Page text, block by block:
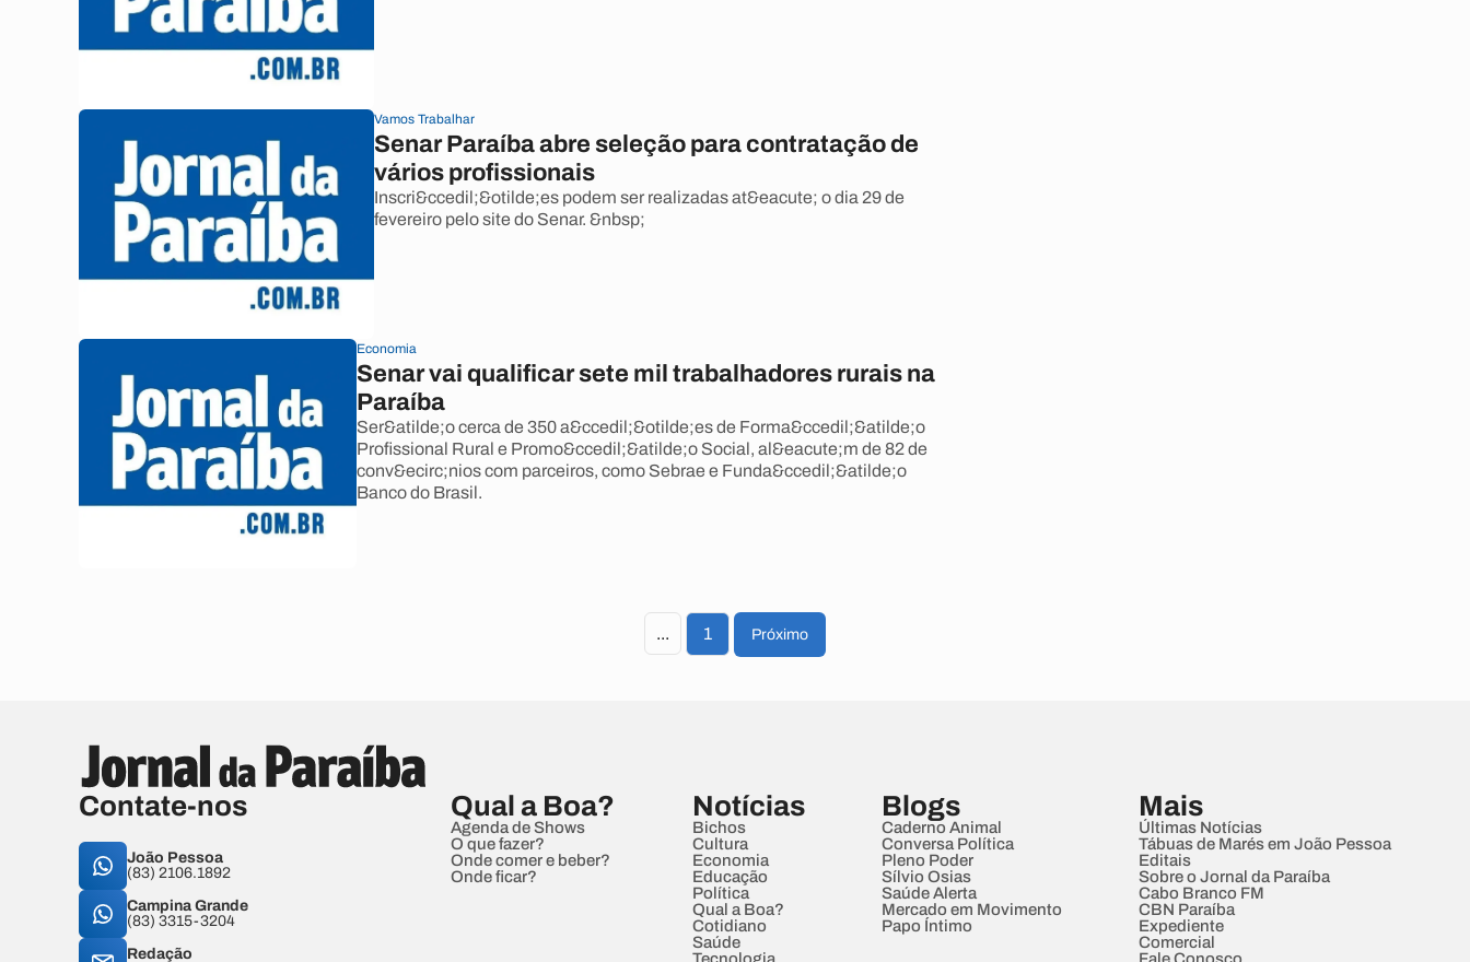
Vamos Trabalhar
Senar Paraíba abre seleção para contratação de
vários profissionais
Inscri&ccedil;&otilde;es podem ser realizadas at&eacute; o dia 29 de
fevereiro pelo site do Senar. &nbsp;
Economia
Senar vai qualificar sete mil trabalhadores rurais na
Paraíba
Ser&atilde;o cerca de 350 a&ccedil;&otilde;es de Forma&ccedil;&atilde;o
Profissional Rural e Promo&ccedil;&atilde;o Social, al&eacute;m de 82 de
conv&ecirc;nios com parceiros, como Sebrae e Funda&ccedil;&atilde;o
Banco do Brasil.
... 1 Próximo
Contate-nos
João Pessoa
(83) 2106.1892
Campina Grande
(83) 3315-3204
Redação
Qual a Boa?
Agenda de Shows
O que fazer?
Onde comer e beber?
Onde ficar?
Notícias
Bichos
Cultura
Economia
Educação
Política
Qual a Boa?
Cotidiano
Saúde
Blogs
Caderno Animal
Conversa Política
Pleno Poder
Sílvio Osias
Saúde Alerta
Mercado em Movimento
Papo Íntimo
Mais
Últimas Notícias
Tábuas de Marés em João Pessoa
Editais
Sobre o Jornal da Paraíba
Cabo Branco FM
CBN Paraíba
Expediente
Comercial